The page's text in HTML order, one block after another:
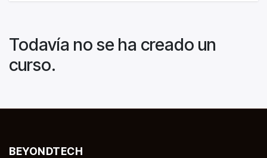
Todavía no se ha creado un
curso.
BEYONDTECH